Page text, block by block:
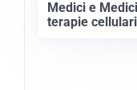
Medici e
terapie